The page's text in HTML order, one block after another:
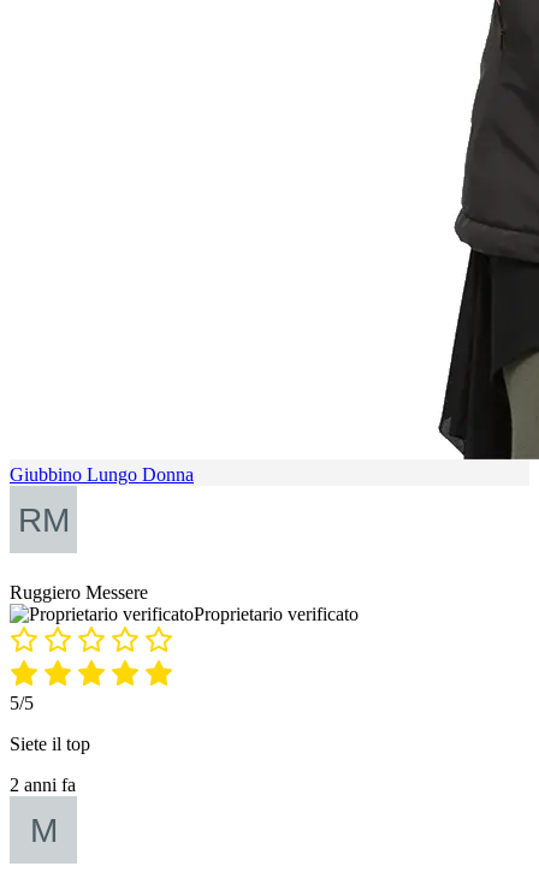
Giubbino Lungo Donna
Ruggiero Messere
Proprietario verificato
5/5
Siete il top
2 anni fa